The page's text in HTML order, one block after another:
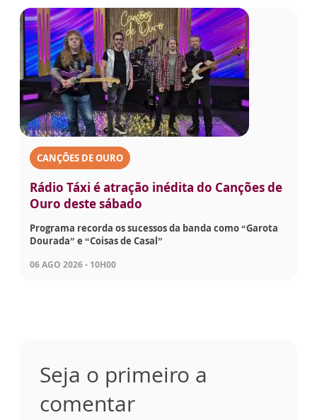
CANÇÕES DE OURO
Rádio Táxi é atração inédita do Canções de
Ouro deste sábado
Programa recorda os sucessos da banda como “Garota
Dourada” e “Coisas de Casal”
06 AGO 2026 - 10H00
Seja o primeiro a
comentar